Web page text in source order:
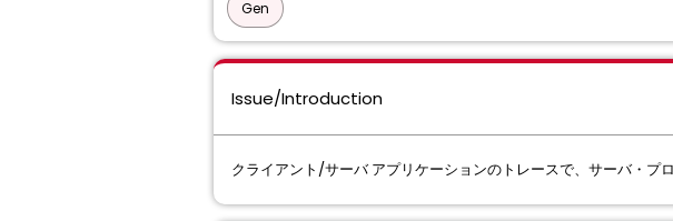
Gen
Issue/Introduction
クライアント/サーバ アプリケーションのトレースで、サーバ・プ